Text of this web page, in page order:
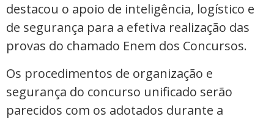
destacou o apoio de inteligência, logístico e
de segurança para a efetiva realização das
provas do chamado Enem dos Concursos.
Os procedimentos de organização e
segurança do concurso unificado serão
parecidos com os adotados durante a